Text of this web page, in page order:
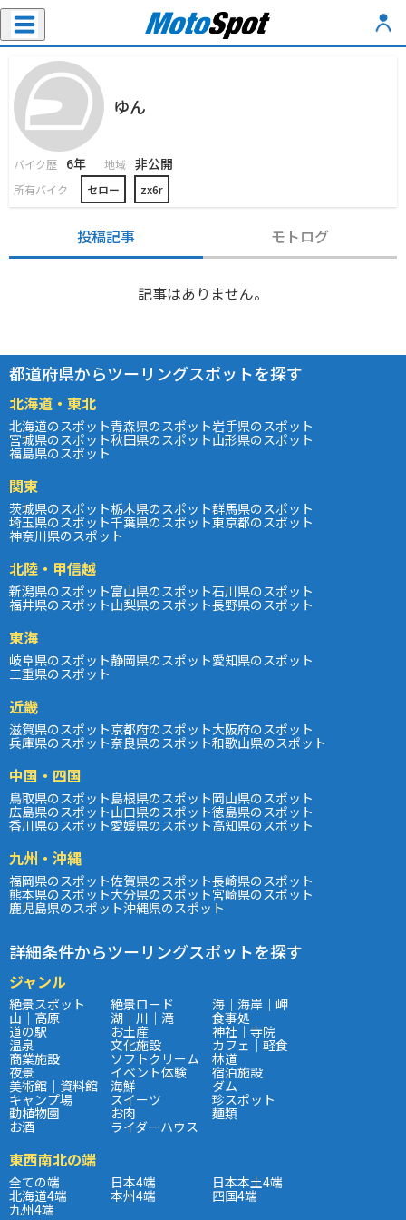
ゆん
バイク歴 6年 地域 非公開
所有バイク セロー zx6r
投稿記事 モトログ
記事はありません。
都道府県からツーリングスポットを探す
北海道・東北
北海道のスポット青森県のスポット岩手県のスポット
宮城県のスポット秋田県のスポット山形県のスポット
福島県のスポット
関東
茨城県のスポット栃木県のスポット群馬県のスポット
埼玉県のスポット千葉県のスポット東京都のスポット
神奈川県のスポット
北陸・甲信越
新潟県のスポット富山県のスポット石川県のスポット
福井県のスポット山梨県のスポット長野県のスポット
東海
岐阜県のスポット静岡県のスポット愛知県のスポット
三重県のスポット
近畿
滋賀県のスポット京都府のスポット大阪府のスポット
兵庫県のスポット奈良県のスポット和歌山県のスポット
中国・四国
鳥取県のスポット島根県のスポット岡山県のスポット
広島県のスポット山口県のスポット徳島県のスポット
香川県のスポット愛媛県のスポット高知県のスポット
九州・沖縄
福岡県のスポット佐賀県のスポット長崎県のスポット
熊本県のスポット大分県のスポット宮崎県のスポット
鹿児島県のスポット沖縄県のスポット
詳細条件からツーリングスポットを探す
ジャンル
絶景スポット 絶景ロード 海｜海岸｜岬
山｜高原 湖｜川｜滝 食事処
道の駅 お土産 神社｜寺院
温泉 文化施設 カフェ｜軽食
商業施設 ソフトクリーム 林道
夜景 イベント体験 宿泊施設
美術館｜資料館 海鮮 ダム
キャンプ場 スイーツ 珍スポット
動植物園 お肉 麺類
お酒 ライダーハウス
東西南北の端
全ての端 日本4端 日本本土4端
北海道4端 本州4端 四国4端
九州4端